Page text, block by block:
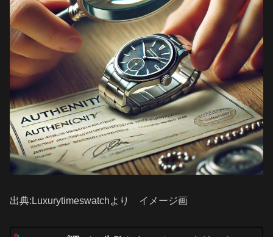
出典:Luxurytimeswatchより イメージ画